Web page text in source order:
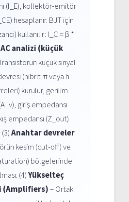
(I_E), kollektör-emitör
hesaplanır. BJT için
kullanılır: I_C = β *
AC analizi (küçük
küçük sinyal
(hibrit-π veya h-
kurulur, gerilim
giriş empedansı
empedansı (Z_out)
Anahtar devreler
kesim (cut-off) ve
bölgelerinde
(4)Yükselteç
(Amplifiers)– Ortak